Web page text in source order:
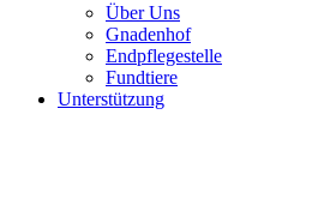
Über Uns
Gnadenhof
Endpflegestelle
Fundtiere
Unterstützung